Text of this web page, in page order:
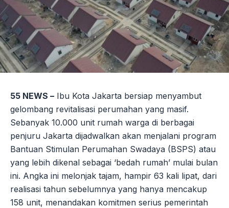
55 NEWS – Ibu Kota Jakarta bersiap menyambut
gelombang revitalisasi perumahan yang masif.
Sebanyak 10.000 unit rumah warga di berbagai
penjuru Jakarta dijadwalkan akan menjalani program
Bantuan Stimulan Perumahan Swadaya (BSPS) atau
yang lebih dikenal sebagai ‘bedah rumah’ mulai bulan
ini. Angka ini melonjak tajam, hampir 63 kali lipat, dari
realisasi tahun sebelumnya yang hanya mencakup
158 unit, menandakan komitmen serius pemerintah